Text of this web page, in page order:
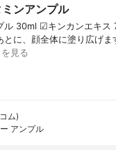
ンアンプル
ル 30ml ☑︎キンカンエキス
に、顔全体に塗り広げま
見る
ム)
アンプル